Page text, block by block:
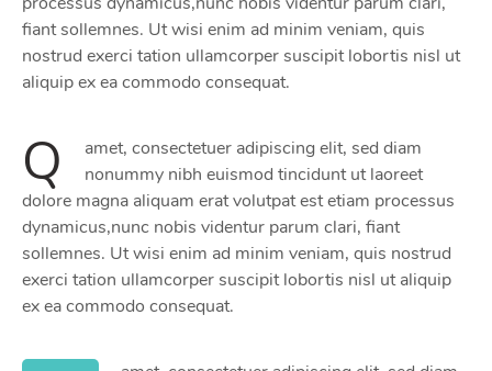
fiant sollemnes. Ut wisi enim ad minim veniam, quis
nostrud exerci tation ullamcorper suscipit lobortis nisl ut
aliquip ex ea commodo consequat.
Q
amet, consectetuer adipiscing elit, sed diam
nonummy nibh euismod tincidunt ut laoreet
dolore magna aliquam erat volutpat est etiam processus
dynamicus,nunc nobis videntur parum clari, fiant
sollemnes. Ut wisi enim ad minim veniam, quis nostrud
exerci tation ullamcorper suscipit lobortis nisl ut aliquip
ex ea commodo consequat.